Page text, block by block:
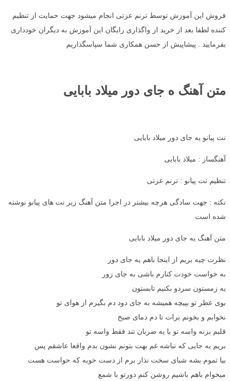
فروش این آموزش توسط ترنم عزتی انجام میشود جهت حمایت از تنظیم
کننده لطفا بعد از خرید از واگذاری رایگان این آموزش به دیگران خودداری
بفرمایید . پیشاپیش از حسن همکاری شما سپاسگذاریم
متن آهنگ ه جای دور میلاد بابایی
نت پیانو یه جای دور میلاد بابایی
آهنگساز : میلاد بابایی
تنظیم نت پیانو : ترنم عزتی
نکته : جهت سادگی هرچه بیشتر در اجرا متن آهنگ زیر نت های پیانو نوشته
شده است
متن آهنگ یه جای دور میلاد بابایی
نظرت چیه بریم از اینجا باهم یه جای دور
به خواست خودت کنارم باشی به جای زور
یه زمستون سردو بکنیم تابستون
بوی عطر تو بپیچه همیشه به جای دود دم بگیرم از هوای تو
نخوابم و بخونم برات تا دم دمای صبح
قلبم بزنه واسه تو با یه ضربان تند فقط واسه تو
بریم یه جایی که نباشه غم بهت بتونم نشون بدم واقعا عاشقم پس
بیا تموم بشه شبای سخت نذار برم از دست خوبه که حواست هست
میخوام باهم باشیم روشن کنم دورتو با شمع